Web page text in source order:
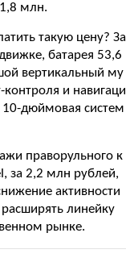
млн.
такую цену? За
батарея 53,6
вертикальный му
и навигаци
дюймовая систем
праворульного к
за 2,2 млн рублей,
активности
линейку
рынке.